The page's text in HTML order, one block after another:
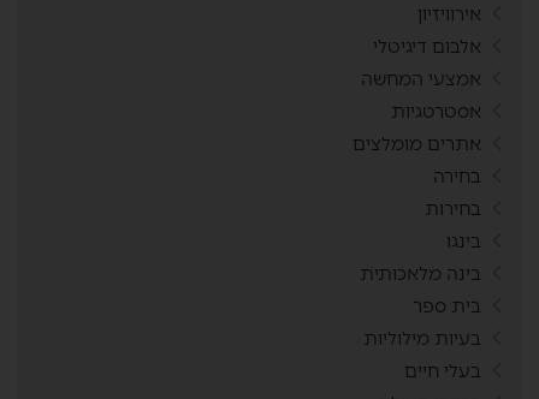
אירוויזיון
אלבום דיגיטלי
אמצעי המחשה
אסטרטגיות
אתרים מומלצים
בחירה
בחירות
בינגו
בינה מלאכותית
בית ספר
בעיות מילוליות
בעלי חיים